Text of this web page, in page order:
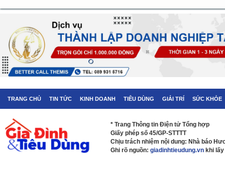
TRANG CHỦ TIN TỨC KINH DOANH TIÊU DÙNG GIẢI TRÍ SỨC KHỎE
* Trang Thông tin Điện tử Tổng hợp
Giấy phép số 45/GP-STTTT
Chịu trách nhiệm nội dung: Nhà báo
Ghi rõ nguồn: giadinhtieudung.vn khi